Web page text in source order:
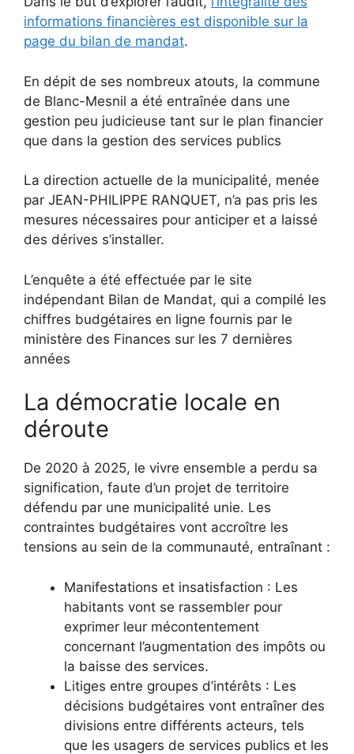
informations financières est disponible sur la
page du bilan de mandat.
En dépit de ses nombreux atouts, la commune
de Blanc-Mesnil a été entraînée dans une
gestion peu judicieuse tant sur le plan financier
que dans la gestion des services publics
La direction actuelle de la municipalité, menée
par JEAN-PHILIPPE RANQUET, n’a pas pris les
mesures nécessaires pour anticiper et a laissé
des dérives s’installer.
L’enquête a été effectuée par le site
indépendant Bilan de Mandat, qui a compilé les
chiffres budgétaires en ligne fournis par le
ministère des Finances sur les 7 dernières
années
La démocratie locale en
déroute
De 2020 à 2025, le vivre ensemble a perdu sa
signification, faute d’un projet de territoire
défendu par une municipalité unie. Les
contraintes budgétaires vont accroître les
tensions au sein de la communauté, entraînant :
Manifestations et insatisfaction : Les
habitants vont se rassembler pour
exprimer leur mécontentement
concernant l’augmentation des impôts ou
la baisse des services.
Litiges entre groupes d’intérêts : Les
décisions budgétaires vont entraîner des
divisions entre différents acteurs, tels
que les usagers de services publics et les